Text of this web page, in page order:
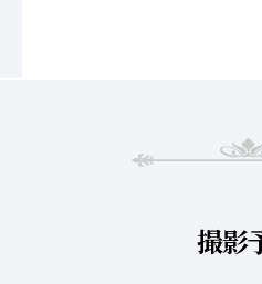
撮影